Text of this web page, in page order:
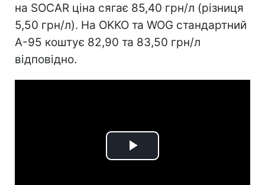
на SOCAR ціна сягає 85,40 грн/л (різниця
5,50 грн/л). На OKKO та WOG стандартний
А-95 коштує 82,90 та 83,50 грн/л
відповідно.
Play